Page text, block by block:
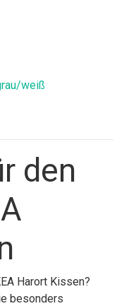
weiß
den
Harort Kissen?
besonders